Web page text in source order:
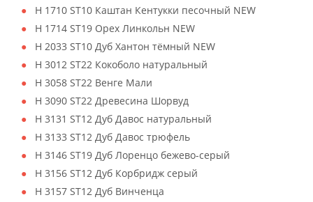
H 1710 ST10 Каштан Кентукки песочный NEW
H 1714 ST19 Орех Линкольн NEW
H 2033 ST10 Дуб Хантон тёмный NEW
H 3012 ST22 Кокоболо натуральный
H 3058 ST22 Венге Мали
H 3090 ST22 Древесина Шорвуд
H 3131 ST12 Дуб Давос натуральный
H 3133 ST12 Дуб Давос трюфель
H 3146 ST19 Дуб Лоренцо бежево-серый
H 3156 ST12 Дуб Корбридж серый
H 3157 ST12 Дуб Винченца